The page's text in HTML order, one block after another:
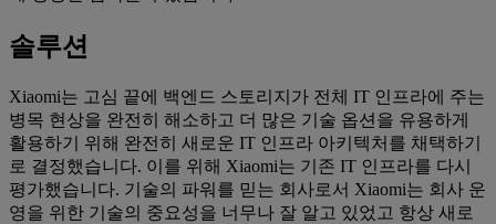
솔루션
Xiaomi는 고심 끝에 백엔드 스토리지가 전체 IT 인프라에 주는
병목 현상을 완전히 해소하고 더 많은 기술 옵션을 유용하게
활용하기 위해 완전히 새로운 IT 인프라 아키텍처를 채택하기
로 결정했습니다. 이를 위해 Xiaomi는 기존 IT 인프라를 다시
평가했습니다. 기술의 파워를 믿는 회사로서 Xiaomi는 회사 운
영을 위한 기술의 중요성을 너무나 잘 알고 있었고 항상 새로